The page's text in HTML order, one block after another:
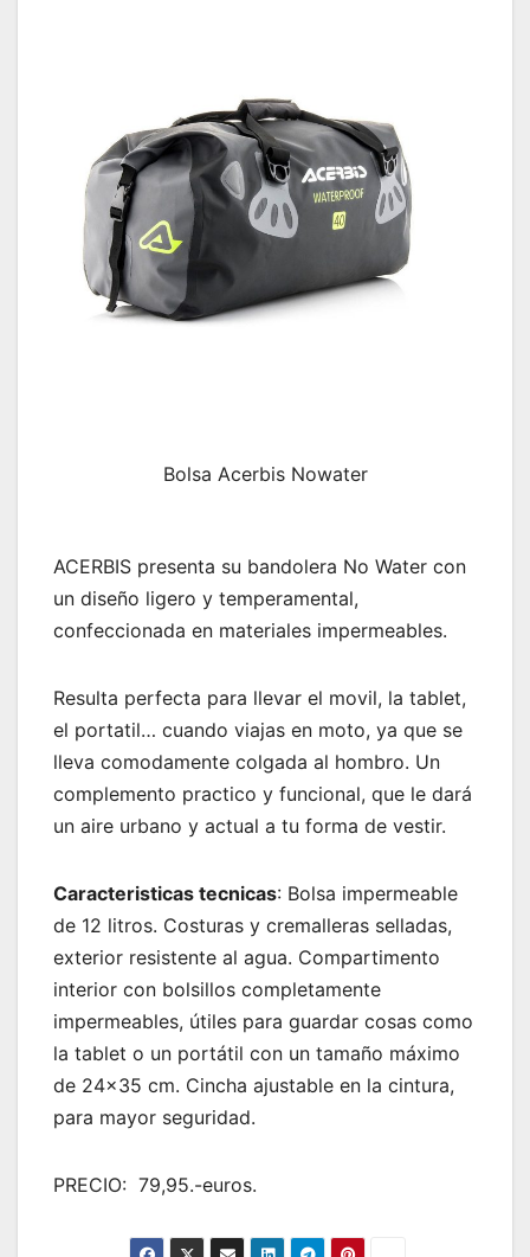
Bolsa Acerbis Nowater
ACERBIS presenta su bandolera No Water con
un diseño ligero y temperamental,
confeccionada en materiales impermeables.
Resulta perfecta para llevar el movil, la tablet,
el portatil… cuando viajas en moto, ya que se
lleva comodamente colgada al hombro. Un
complemento practico y funcional, que le dará
un aire urbano y actual a tu forma de vestir.
Caracteristicas tecnicas: Bolsa impermeable
de 12 litros. Costuras y cremalleras selladas,
exterior resistente al agua. Compartimento
interior con bolsillos completamente
impermeables, útiles para guardar cosas como
la tablet o un portátil con un tamaño máximo
de 24×35 cm. Cincha ajustable en la cintura,
para mayor seguridad.
PRECIO: 79,95.-euros.